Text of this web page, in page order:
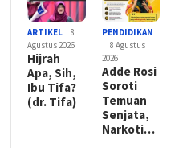
ARTIKEL
8
Agustus 2026
Hijrah
Apa, Sih,
Ibu Tifa?
(dr. Tifa)
PENDIDIKAN
8 Agustus
2026
Adde Rosi
Soroti
Temuan
Senjata,
Narkoti…